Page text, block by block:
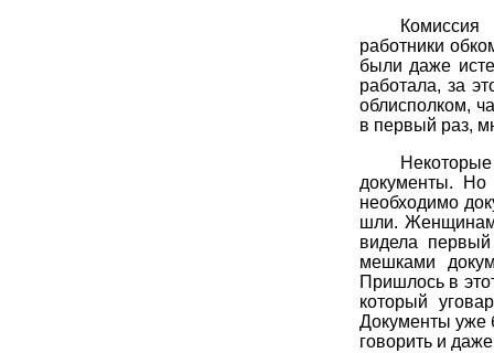
работники
были даже
работала, за
облисполком,
в первый раз,
документы.
необходимо
шли. Женщинам
видела
мешками
Пришлось в
который
Документы уже
говорить и